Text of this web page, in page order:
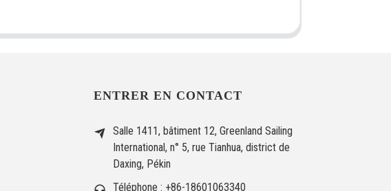
ENTRER EN CONTACT
Salle 1411, bâtiment 12, Greenland Sailing
International, n° 5, rue Tianhua, district de
Daxing, Pékin
Téléphone : +86-18601063340